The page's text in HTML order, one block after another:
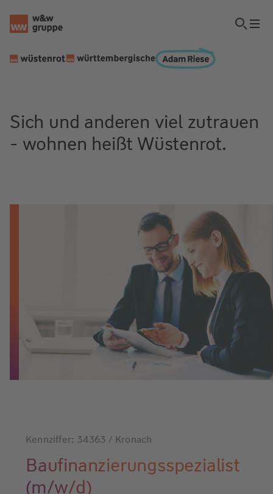
Sich und anderen viel zutrauen
- wohnen heißt Wüstenrot.
Kennziffer: 34363 / Kronach
Baufinanzierungsspezialist
(m/w/d)